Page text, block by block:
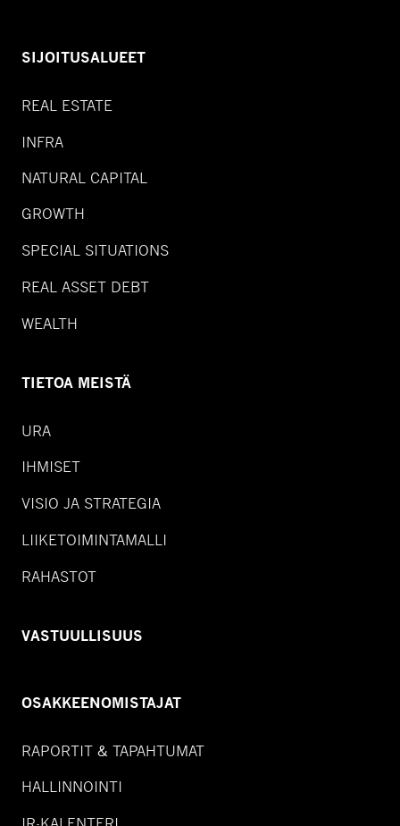
SIJOITUSALUEET
REAL ESTATE
INFRA
NATURAL CAPITAL
GROWTH
SPECIAL SITUATIONS
REAL ASSET DEBT
WEALTH
TIETOA MEISTÄ
URA
IHMISET
VISIO JA STRATEGIA
LIIKETOIMINTAMALLI
RAHASTOT
VASTUULLISUUS
OSAKKEENOMISTAJAT
RAPORTIT & TAPAHTUMAT
HALLINNOINTI